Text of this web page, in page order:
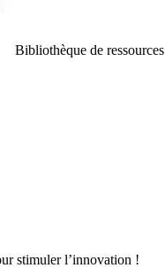
Bibliothèque de ressources
stimuler l’innovation !